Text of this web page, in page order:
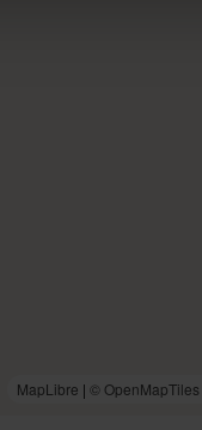
MapLibre | © OpenMapTiles